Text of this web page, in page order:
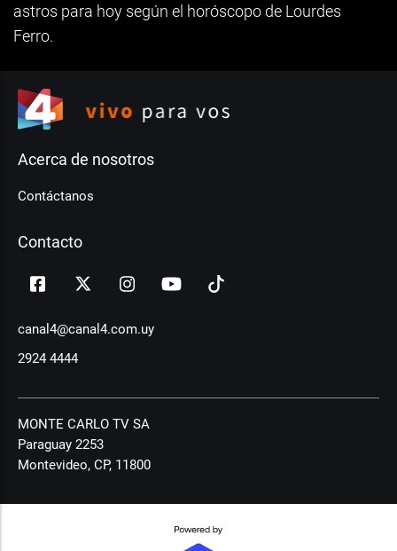
astros para hoy según el horóscopo de Lourdes
Ferro.
Acerca de nosotros
Contáctanos
Contacto
canal4@canal4.com.uy
2924 4444
MONTE CARLO TV SA
Paraguay 2253
Montevideo, CP, 11800